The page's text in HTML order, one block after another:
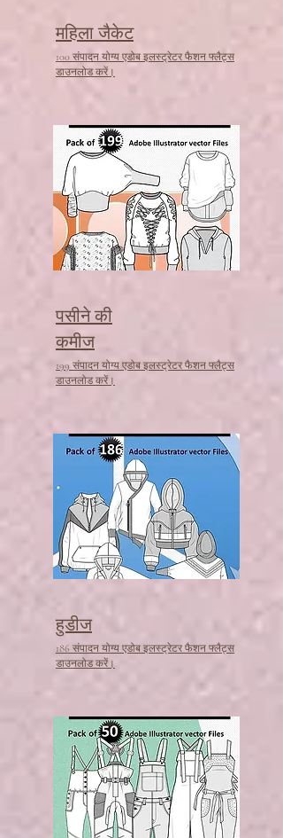
महिला जैकेट
100 संपादन योग्य एडोब इलस्ट्रेटर फैशन फ्लैट्स
डाउनलोड करें।
पसीने की
कमीज
199 संपादन योग्य एडोब इलस्ट्रेटर फैशन फ्लैट्स
डाउनलोड करें।
हुडीज
186 संपादन योग्य एडोब इलस्ट्रेटर फैशन फ्लैट्स
डाउनलोड करें।